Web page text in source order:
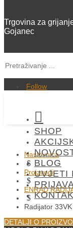
Trgovina za
Gojanec
Follow

SHOP
BLOG
UVJETI
Naslovnica
$
Proizvodi
$
ENRAD
$
Radijator
DETALJI O